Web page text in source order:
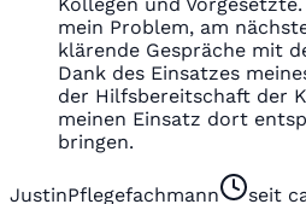
mein Problem, am
klärende Gespräche mit
Dank des Einsatzes
der Hilfsbereitschaft der
meinen Einsatz dort
bringen.
JustinPflegefachmann
seit